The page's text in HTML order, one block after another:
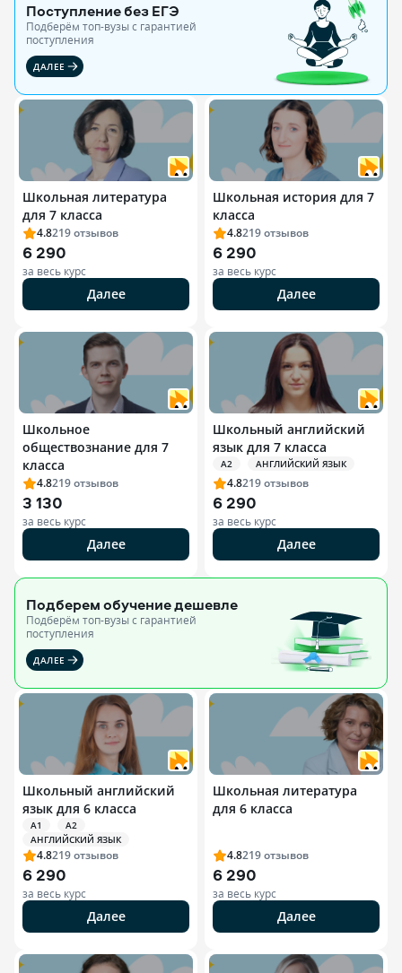
Поступление без ЕГЭ
Подберём топ-вузы c гарантией
поступления
ДАЛЕЕ
Школьная литература
для 7 класса
4.8219отзывов
6 290
за весь курс
Далее
Школьная история для 7
класса
4.8219отзывов
6 290
за весь курс
Далее
Школьное
обществознание для 7
класса
4.8219отзывов
3 130
за весь курс
Далее
Школьный английский
язык для 7 класса
A2 АНГЛИЙСКИЙ ЯЗЫК
4.8219отзывов
6 290
за весь курс
Далее
Подберем обучениедешевле
Подберём топ-вузы c гарантией
поступления
ДАЛЕЕ
Школьный английский
язык для 6 класса
A1
A2
АНГЛИЙСКИЙ ЯЗЫК
4.8219отзывов
6 290
за весь курс
Далее
Школьная литература
для 6 класса
4.8219отзывов
6 290
за весь курс
Далее